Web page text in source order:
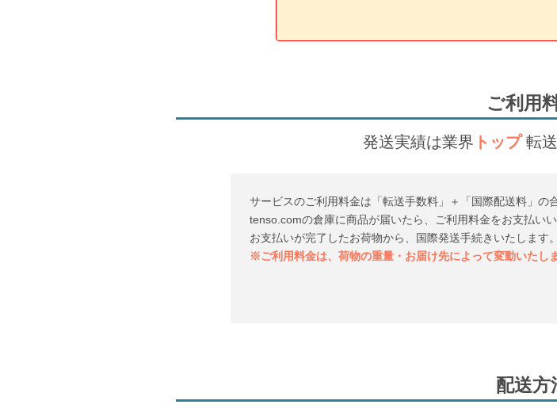
ご利用
発送実績は業界 トップ 転
サービスのご利用料金は「転送手数料」＋「国際配送料」の
tenso.comの倉庫に商品が届いたら、ご利用料金をお支払いい
お支払いが完了したお荷物から、国際発送手続きいたします。
※ご利用料金は、荷物の重量・お届け先によって変動いたしま
配送方